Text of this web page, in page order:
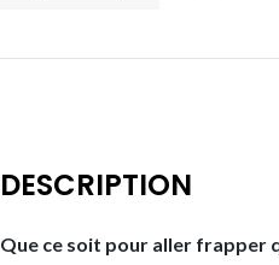
DESCRIPTION
Que ce soit pour aller frapper